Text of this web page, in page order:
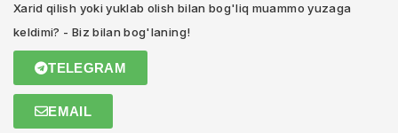
Xarid qilish yoki yuklab olish bilan bog'liq muammo yuzaga
keldimi? - Biz bilan bog'laning!
TELEGRAM
EMAIL